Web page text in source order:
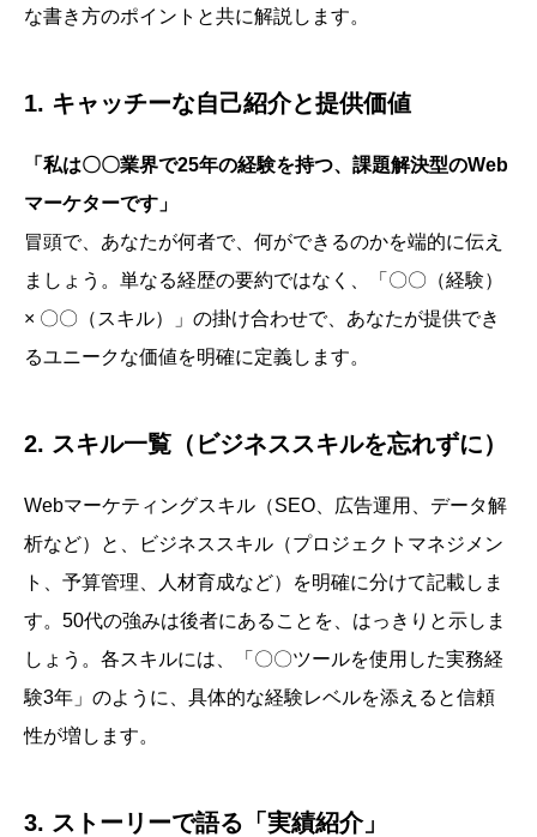
な書き方のポイントと共に解説します。
1. キャッチーな自己紹介と提供価値
「私は〇〇業界で25年の経験を持つ、課題解決型のWeb
マーケターです」
冒頭で、あなたが何者で、何ができるのかを端的に伝え
ましょう。単なる経歴の要約ではなく、「〇〇（経験）
× 〇〇（スキル）」の掛け合わせで、あなたが提供でき
るユニークな価値を明確に定義します。
2. スキル一覧（ビジネススキルを忘れずに）
Webマーケティングスキル（SEO、広告運用、データ解
析など）と、ビジネススキル（プロジェクトマネジメン
ト、予算管理、人材育成など）を明確に分けて記載しま
す。50代の強みは後者にあることを、はっきりと示しま
しょう。各スキルには、「〇〇ツールを使用した実務経
験3年」のように、具体的な経験レベルを添えると信頼
性が増します。
3. ストーリーで語る「実績紹介」